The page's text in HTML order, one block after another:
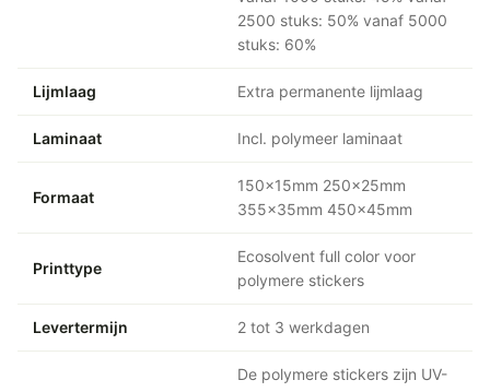
2500 stuks: 50% vanaf 5000
stuks: 60%
Lijmlaag Extra permanente lijmlaag
Laminaat Incl. polymeer laminaat
Formaat
150x15mm 250x25mm
355x35mm 450x45mm
Printtype
Ecosolvent full color voor
polymere stickers
Levertermijn 2 tot 3 werkdagen
De polymere stickers zijn UV-